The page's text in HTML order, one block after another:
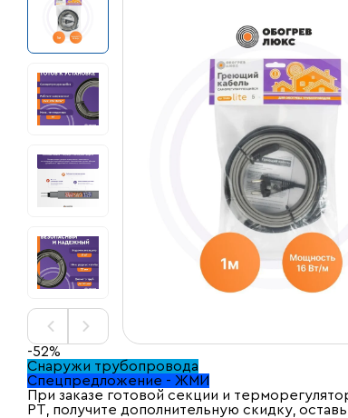
-52%
Снаружи трубопровода
Спецпредложение - ЖМИ
При заказе готовой секции и
PT, получите дополнительную скидку,